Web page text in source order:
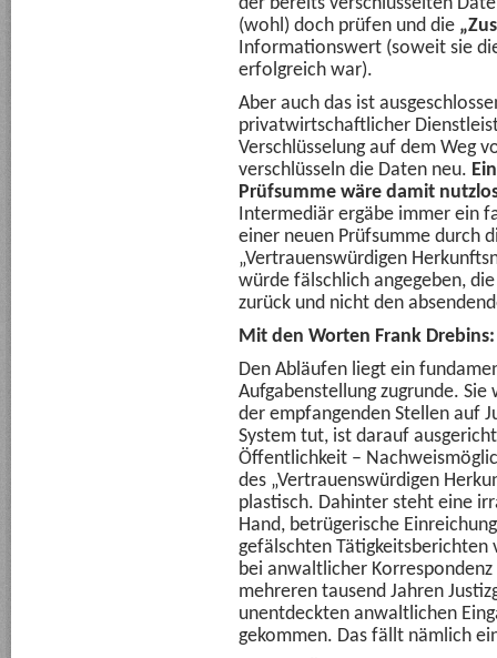
(wohl) doch prüfen und die
Informationswert (soweit sie
erfolgreich war).
Aber auch das ist
privatwirtschaftlicher
Verschlüsselung auf dem Weg
verschlüsseln die Daten neu.
Prüfsumme wäre damit
Intermediär ergäbe immer ein
einer neuen Prüfsumme durch
„Vertrauenswürdigen
würde fälschlich angegeben,
zurück und nicht den
Mit den Worten Frank
Den Abläufen liegt ein
Aufgabenstellung zugrunde.
der empfangenden Stellen auf
System tut, ist darauf
Öffentlichkeit –
des „Vertrauenswürdigen
plastisch. Dahinter steht eine
Hand, betrügerische
gefälschten
bei anwaltlicher
mehreren tausend Jahren
unentdeckten anwaltlichen
gekommen. Das fällt nämlich